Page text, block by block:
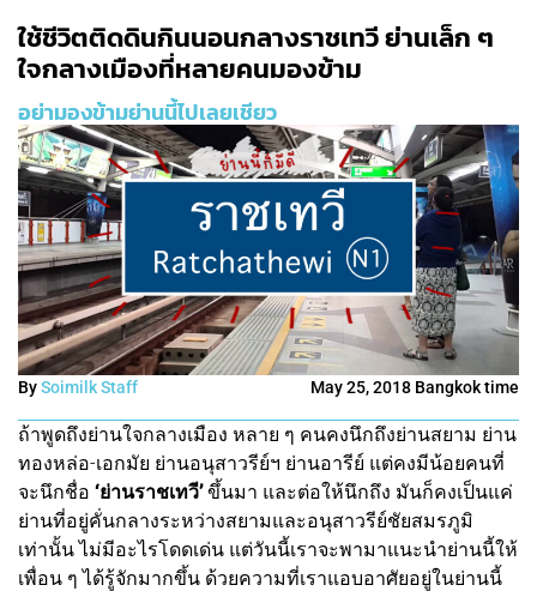
ใช้ชีวิตติดดินกินนอนกลางราชเทวี ย่านเล็ก ๆ
ใจกลางเมืองที่หลายคนมองข้าม
อย่ามองข้ามย่านนี้ไปเลยเชียว
BySoimilk Staff May 25, 2018 Bangkok time
ถ้าพูดถึงย่านใจกลางเมือง หลาย ๆ คนคงนึกถึงย่านสยาม ย่าน
ทองหล่อ-เอกมัย ย่านอนุสาวรีย์ฯ ย่านอารีย์ แต่คงมีน้อยคนที่
จะนึกชื่อ ‘ย่านราชเทวี’ขึ้นมา และต่อให้นึกถึง มันก็คงเป็นแค่
ย่านที่อยู่คั่นกลางระหว่างสยามและอนุสาวรีย์ชัยสมรภูมิ
เท่านั้น ไม่มีอะไรโดดเด่น แต่วันนี้เราจะพามาแนะนำย่านนี้ให้
เพื่อน ๆ ได้รู้จักมากขึ้น ด้วยความที่เราแอบอาศัยอยู่ในย่านนี้